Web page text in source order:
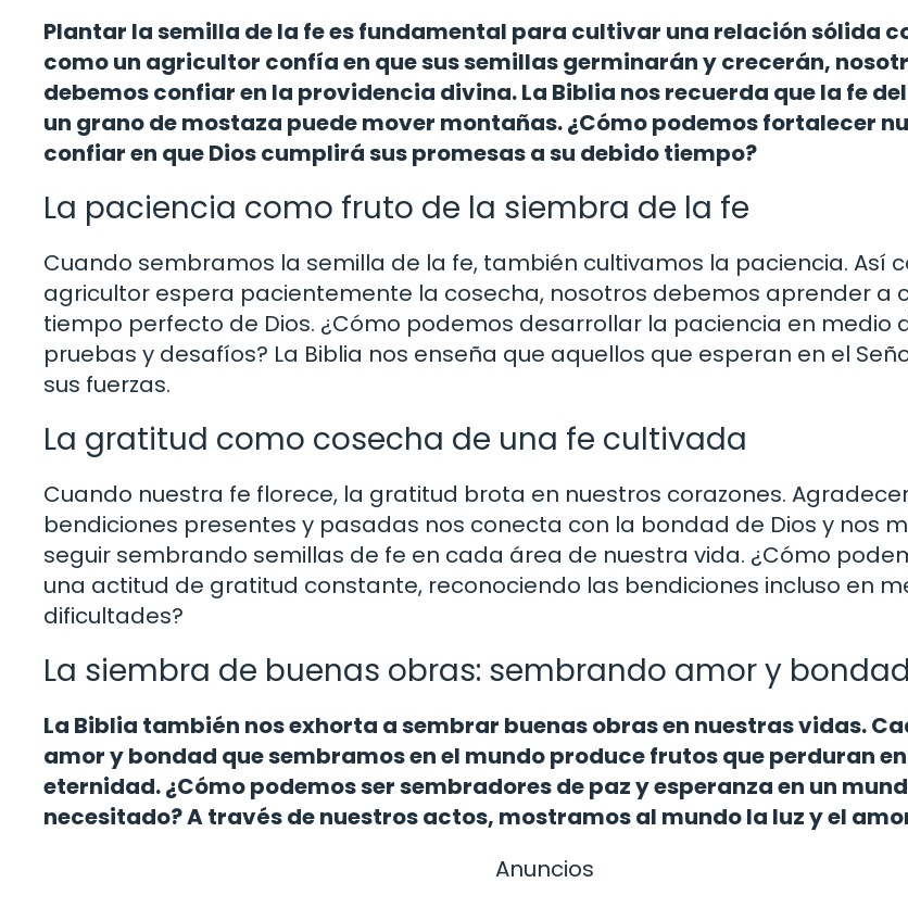
Plantar la semilla de la fe es fundamental para cultivar una relación sólida
como un agricultor confía en que sus semillas germinarán y crecerán,
debemos confiar en la providencia divina. La Biblia nos recuerda que la fe
un grano de mostaza puede mover montañas. ¿Cómo podemos fortalecer
confiar en que Dios cumplirá sus promesas a su debido tiempo?
La paciencia como fruto de la siembra de la fe
Cuando sembramos la semilla de la fe, también cultivamos la paciencia. Así
agricultor espera pacientemente la cosecha, nosotros debemos aprender a
tiempo perfecto de Dios. ¿Cómo podemos desarrollar la paciencia en medio
pruebas y desafíos? La Biblia nos enseña que aquellos que esperan en el
sus fuerzas.
La gratitud como cosecha de una fe cultivada
Cuando nuestra fe florece, la gratitud brota en nuestros corazones.
bendiciones presentes y pasadas nos conecta con la bondad de Dios y nos
seguir sembrando semillas de fe en cada área de nuestra vida. ¿Cómo
una actitud de gratitud constante, reconociendo las bendiciones incluso en
dificultades?
La siembra de buenas obras: sembrando amor y bondad
La Biblia también nos exhorta a sembrar buenas obras en nuestras vidas.
amor y bondad que sembramos en el mundo produce frutos que perduran
eternidad. ¿Cómo podemos ser sembradores de paz y esperanza en un
necesitado? A través de nuestros actos, mostramos al mundo la luz y el
Anuncios